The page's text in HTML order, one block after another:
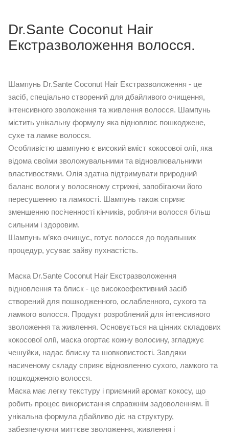
Dr.Sante Coconut Hair
Екстразволоження волосся.
Шампунь Dr.Sante Coconut Hair Екстразволоження - це
засіб, спеціально створений для дбайливого очищення,
інтенсивного зволоження та живлення волосся. Шампунь
містить унікальну формулу яка відновлює пошкоджене,
сухе та ламке волосся.
Особливістю шампуню є високий вміст кокосової олії, яка
відома своїми зволожувальними та відновлювальними
властивостями. Олія здатна підтримувати природний
баланс вологи у волосяному стрижні, запобігаючи його
пересушенню та ламкості. Шампунь також сприяє
зменшенню посіченності кінчиків, роблячи волосся більш
сильним і здоровим.
Шампунь м’яко очищує, готує волосся до подальших
процедур, усуває зайву пухнастість.
Маска Dr.Sante Coconut Hair Екстразволоження
відновлення та блиск - це високоефективний засіб
створений для пошкодженного, ослабленного, сухого та
ламкого волосся. Продукт розроблений для інтенсивного
зволоження та живлення. Основується на цінних складових
кокосової олії, маска огортає кожну волосину, згладжує
чешуйки, надає блиску та шовковистості. Завдяки
насиченому складу сприяє відновленню сухого, ламкого та
пошкодженого волосся.
Маска має легку текстуру і приємний аромат кокосу, що
робить процес використання справжнім задоволенням. Її
унікальна формула дбайливо діє на структуру,
забезпечуючи миттєве зволоження, живлення і